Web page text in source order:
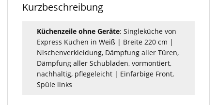
Kurzbeschreibung
Küchenzeile ohne Geräte: Singleküche von
Express Küchen in Weiß | Breite 220 cm |
Nischenverkleidung, Dämpfung aller Türen,
Dämpfung aller Schubladen, vormontiert,
nachhaltig, pflegeleicht | Einfarbige Front,
Spüle links